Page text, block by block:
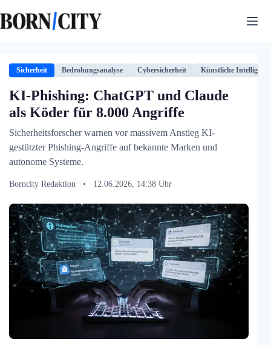
Inhalt
springen
Sicherheit Bedrohungsanalyse Cybersicherheit Künstliche Intelligenz
KI-Phishing: ChatGPT und Claude
als Köder für 8.000 Angriffe
Sicherheitsforscher warnen vor massivem Anstieg KI-
gestützter Phishing-Angriffe auf bekannte Marken und
autonome Systeme.
Borncity Redaktion • 12.06.2026, 14:38 Uhr